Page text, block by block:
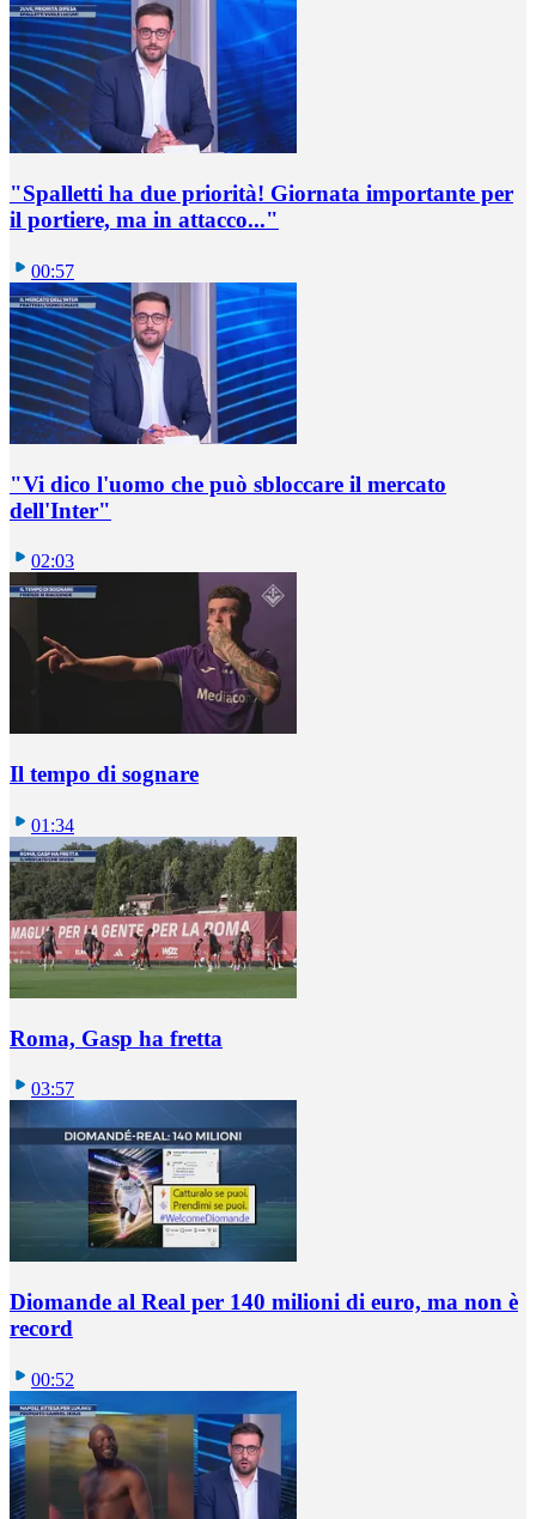
"Spalletti ha due priorità! Giornata importante per
il portiere, ma in attacco..."
00:57
"Vi dico l'uomo che può sbloccare il mercato
dell'Inter"
02:03
Il tempo di sognare
01:34
Roma, Gasp ha fretta
03:57
Diomande al Real per 140 milioni di euro, ma non è
record
00:52